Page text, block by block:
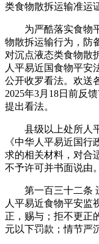
类食物散拆运输准运
为严酷落实食物平
物散拆运输行为，防
对沉点液态类食物散
人平易近国食物平安
公开收罗看法。欢送
2025年3月18日前反
提出看法。
县级以上处所人平
《中华人平易近国
求的相关材料，对合
不予许可并书面说由。
第一百三十二条
人平易近食物平安监
正，赐与；拒不更正
元以下罚款；情节严